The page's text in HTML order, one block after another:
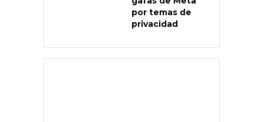
por temas de
privacidad